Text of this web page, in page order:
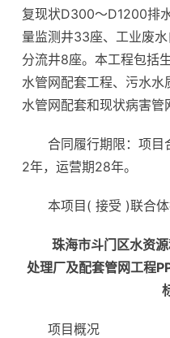
复现状D300～D1200排
量监测井33座、工业废
分流井8座。本工程包括
水管网配套工程、污水
水管网配套和现状病害管
合同履行期限：项目
2年，运营期28年。
本项目( 接受 )联合体
珠海市斗门区水资
处理厂及配套管网工程
项目概况